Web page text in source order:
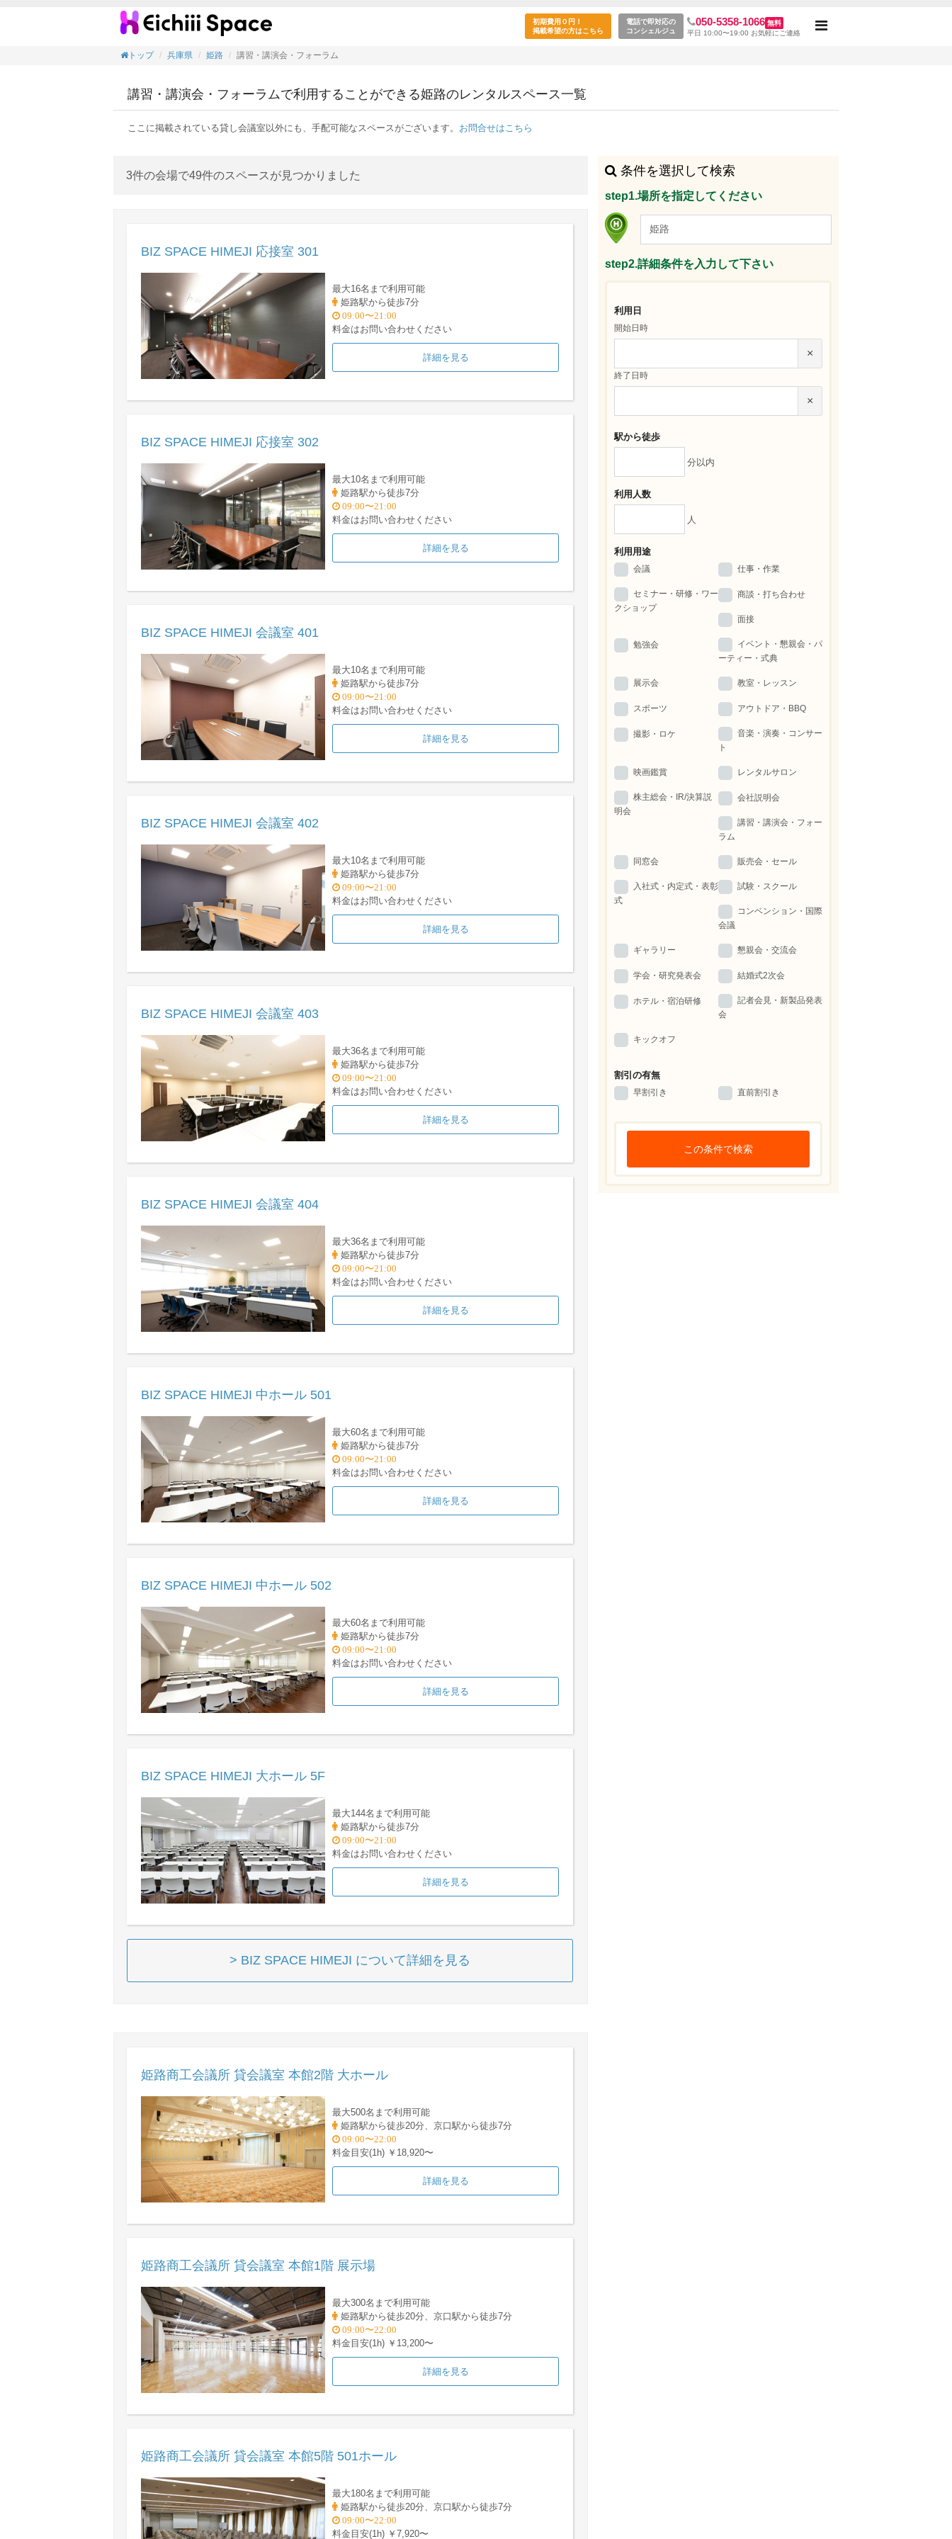
講習・講演会・フォーラムの目的で利用できる姫路駅のレンタルスペース一覧
初期費用０円！
掲載希望の方はこちら
電話で即対応の
コンシェルジュ
050-5358-1066 無料
平日 10:00〜19:00 お気軽にご連絡
Toggle
トップ 兵庫県 姫路 講習・講演会・フォーラム
講習・講演会・フォーラムで利用することができる姫路のレンタルスペース一覧
ここに掲載されている貸し会議室以外にも、手配可能なスペースがございます。 お問合せはこちら
3件の会場で49件のスペースが見つかりました
BIZ SPACE HIMEJI 応接室 301
最大16名まで利用可能
姫路駅から徒歩7分
09:00〜21:00
料金はお問い合わせください
詳細を見る
BIZ SPACE HIMEJI 応接室 302
最大10名まで利用可能
姫路駅から徒歩7分
09:00〜21:00
料金はお問い合わせください
詳細を見る
BIZ SPACE HIMEJI 会議室 401
最大10名まで利用可能
姫路駅から徒歩7分
09:00〜21:00
料金はお問い合わせください
詳細を見る
BIZ SPACE HIMEJI 会議室 402
最大10名まで利用可能
姫路駅から徒歩7分
09:00〜21:00
料金はお問い合わせください
詳細を見る
BIZ SPACE HIMEJI 会議室 403
最大36名まで利用可能
姫路駅から徒歩7分
09:00〜21:00
料金はお問い合わせください
詳細を見る
BIZ SPACE HIMEJI 会議室 404
最大36名まで利用可能
姫路駅から徒歩7分
09:00〜21:00
料金はお問い合わせください
詳細を見る
BIZ SPACE HIMEJI 中ホール 501
最大60名まで利用可能
姫路駅から徒歩7分
09:00〜21:00
料金はお問い合わせください
詳細を見る
BIZ SPACE HIMEJI 中ホール 502
最大60名まで利用可能
姫路駅から徒歩7分
09:00〜21:00
料金はお問い合わせください
詳細を見る
BIZ SPACE HIMEJI 大ホール 5F
最大144名まで利用可能
姫路駅から徒歩7分
09:00〜21:00
料金はお問い合わせください
詳細を見る
> BIZ SPACE HIMEJI について詳細を見る
姫路商工会議所 貸会議室 本館2階 大ホール
最大500名まで利用可能
姫路駅から徒歩20分、京口駅から徒歩7分
09:00〜22:00
料金目安(1h) ￥18,920〜
詳細を見る
姫路商工会議所 貸会議室 本館1階 展示場
最大300名まで利用可能
姫路駅から徒歩20分、京口駅から徒歩7分
09:00〜22:00
料金目安(1h) ￥13,200〜
詳細を見る
姫路商工会議所 貸会議室 本館5階 501ホール
最大180名まで利用可能
姫路駅から徒歩20分、京口駅から徒歩7分
09:00〜22:00
料金目安(1h) ￥7,920〜
条件を選択して検索
step1.場所を指定してください
step2.詳細条件を入力して下さい
利用日
開始日時
×
終了日時
×
駅から徒歩
分以内
利用人数
人
利用用途
会議 仕事・作業
セミナー・研修・ワー
クショップ
商談・打ち合わせ
面接
勉強会
イベント・懇親会・パ
ーティー・式典
展示会 教室・レッスン
スポーツ アウトドア・BBQ
撮影・ロケ
音楽・演奏・コンサー
ト
映画鑑賞 レンタルサロン
株主総会・IR/決算説
明会
会社説明会
講習・講演会・フォー
ラム
同窓会 販売会・セール
入社式・内定式・表彰
式
試験・スクール
コンベンション・国際
会議
ギャラリー 懇親会・交流会
学会・研究発表会 結婚式2次会
ホテル・宿泊研修
記者会見・新製品発表
会
キックオフ
割引の有無
早割引き 直前割引き
この条件で検索